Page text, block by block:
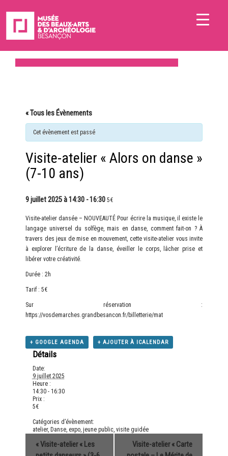
« Tous les Évènements
Cet évènement est passé
Visite-atelier « Alors on danse »
(7-10 ans)
9 juillet 2025 à 14:30 -16:30 5€
Visite-atelier dansée – NOUVEAUTÉ Pour écrire la musique, il existe le
langage universel du solfège, mais en danse, comment fait-on ? À
travers des jeux de mise en mouvement, cette visite-atelier vous invite
à explorer l’écriture de la danse, éveiller le corps, lâcher prise et
libérer votre créativité.
Durée : 2h
Tarif : 5€
Sur réservation :
https://vosdemarches.grandbesancon.fr/billetterie/mat
+ GOOGLE AGENDA + AJOUTER À ICALENDAR
Détails
Date:
9 juillet 2025
Heure :
14:30 - 16:30
Prix :
5€
Catégories d’évènement:
atelier, Danse, expo, jeune public, visite guidée
«Visite-atelier « Les
Visite-atelier « Carte